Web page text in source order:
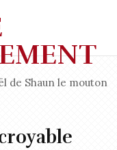
de Shaun le mouton